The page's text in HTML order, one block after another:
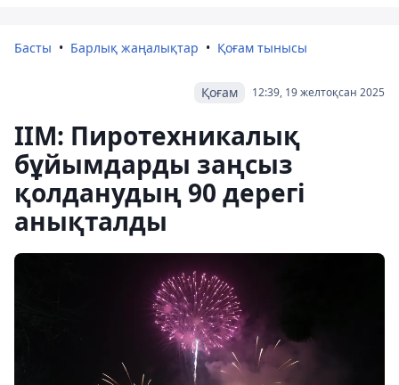
Басты Барлық жаңалықтар Қоғам тынысы
12:39, 19 желтоқсан 2025
Қоғам
ІІМ: Пиротехникалық
бұйымдарды заңсыз
қолданудың 90 дерегі
анықталды